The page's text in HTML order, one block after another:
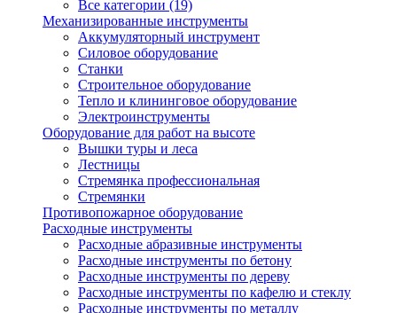
Все категории (19)
Механизированные инструменты
Аккумуляторный инструмент
Силовое оборудование
Станки
Строительное оборудование
Тепло и клининговое оборудование
Электроинструменты
Оборудование для работ на высоте
Вышки туры и леса
Лестницы
Стремянка профессиональная
Стремянки
Противопожарное оборудование
Расходные инструменты
Расходные абразивные инструменты
Расходные инструменты по бетону
Расходные инструменты по дереву
Расходные инструменты по кафелю и стеклу
Расходные инструменты по металлу